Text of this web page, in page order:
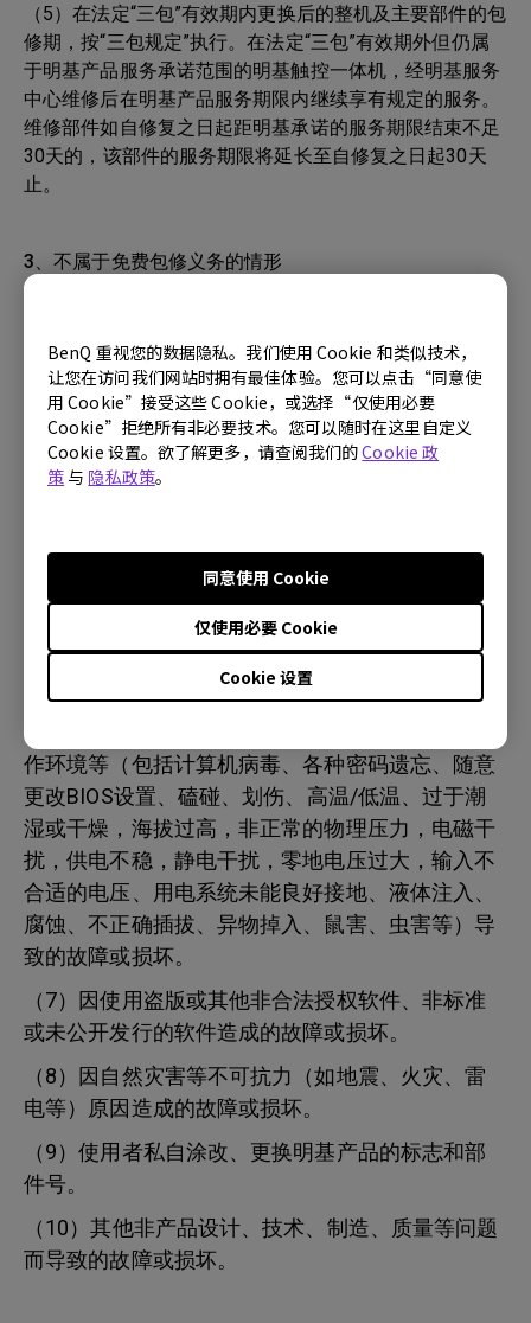
BenQ 重视您的数据隐私。我们使用 Cookie 和类似技术，
让您在访问我们网站时拥有最佳体验。您可以点击“同意使
用 Cookie”接受这些 Cookie，或选择“仅使用必要
Cookie”拒绝所有非必要技术。您可以随时在这里自定义
Cookie 设置。欲了解更多，请查阅我们的Cookie 政
策 与 隐私政策。
Cookie 设置
仅使用必要 Cookie
同意使用 Cookie
（5）在法定“三包”有效期内更换后的整机及主要部件的包
修期，按“三包规定”执行。在法定“三包”有效期外但仍属
于明基产品服务承诺范围的明基触控一体机，经明基服务
中心维修后在明基产品服务期限内继续享有规定的服务。
维修部件如自修复之日起距明基承诺的服务期限结束不足
30天的，该部件的服务期限将延长至自修复之日起30天
止。
3、不属于免费包修义务的情形
（1）本产品整机或部件已经超出包修期。
或操作产品造成的故障或损坏（例如带电插拔数据
线，带电插拔非USB外接设备等）。
（3）消耗材料（外壳、接插部件等）的自然消
耗、磨损及老化。
拆卸造成的故障或损坏（机台防拆标签有拆过痕
迹、损坏或遗失）。
（5）外部设备、非在明基工厂装入、附加的第三
方产品和/或零部件及根据客户要求装入、附加的产
（6）因意外因素或人为原因或非产品所规定的工
作环境等（包括计算机病毒、各种密码遗忘、随意
更改BIOS设置、磕碰、划伤、高温/低温、过于潮
湿或干燥，海拔过高，非正常的物理压力，电磁干
扰，供电不稳，静电干扰，零地电压过大，输入不
合适的电压、用电系统未能良好接地、液体注入、
腐蚀、不正确插拔、异物掉入、鼠害、虫害等）导
致的故障或损坏。
（7）因使用盗版或其他非合法授权软件、非标准
或未公开发行的软件造成的故障或损坏。
（8）因自然灾害等不可抗力（如地震、火灾、雷
电等）原因造成的故障或损坏。
（9）使用者私自涂改、更换明基产品的标志和部
件号。
（10）其他非产品设计、技术、制造、质量等问题
而导致的故障或损坏。